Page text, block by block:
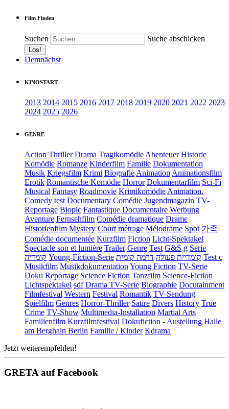
Film Finden
Suchen Suche abschicken
Demnächst
KINOSTART
2013 2014 2015 2016 2017 2018 2019 2020 2021 2022 2023
2024 2025 2026
GENRE
Action Thriller Drama Tragikomödie Abenteuer Historie
Komödie Romanze Kinderfilm Familie Dokumentation
Musik Kriegsfilm Krimi Biografie Animation Animationsfilm
Erotik Romantische Komödie Horror Dokumentarfilm Sci-Fi
Musical Fantasy Roadmovie Krimikomödie Animation.
Comedy test Documentary Comédie Jugendmagazin TV-
Reportage Biopic Fantastique Documentaire Werbung
Aventure Fernsehfilm Comédie dramatique Drame
Historienfilm Mystery Court métrage Mélodrame Spot 가족
Comédie documentée Kurzfilm Fiction Licht-Spektakel
Spectacle son et lumière Trailer Genre Test G&S g Serie
קומדיה Young-Fiction-Serie קומדיית פעולה דרמה קומית
Test c
Musikfilm Musikdokumentation Young Fiction TV-Serie
Doku Reportage Science Fiction Tanzfilm Science-Fiction
Lichtspektakel sdf Drama TV-Serie Biographie Docutainment
Filmfestival Western Festival Romantik TV-Sendung
Spielfilm Genres Horror-Thriller Satire Divers History True
Crime TV-Show Multimedia-Installation Martial Arts
Familienfilm Kurzfilmfestival Dokufiction - Austellung Halle
am Berghain Berlin Familie / Kinder Kdrama
Jetzt weiterempfehlen!
GRETA auf Facebook